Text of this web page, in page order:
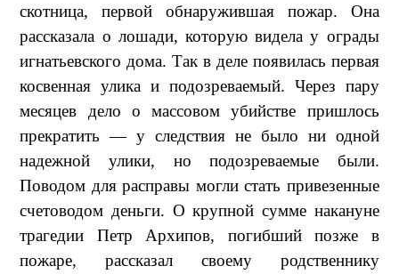
скотница, первой обнаружившая пожар. Она
рассказала о лошади, которую видела у ограды
игнатьевского дома. Так в деле появилась первая
косвенная улика и подозреваемый. Через пару
месяцев дело о массовом убийстве пришлось
прекратить — у следствия не было ни одной
надежной улики, но подозреваемые были.
Поводом для расправы могли стать привезенные
счетоводом деньги. О крупной сумме накануне
трагедии Петр Архипов, погибший позже в
пожаре, рассказал своему родственнику